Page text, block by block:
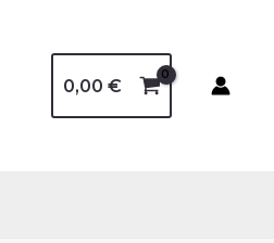
0,00 €